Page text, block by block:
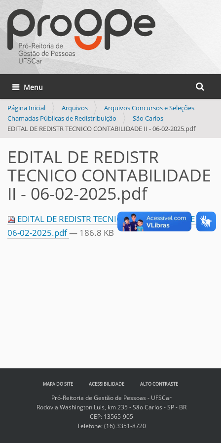
Busca
Busca
Toggle navigation
Página Inicial Arquivos
Arquivos Concursos e Seleções
Chamadas Públicas de Redistribuição
São Carlos
EDITAL DE REDISTR TECNICO CONTABILIDADE II - 06-02-2025.pdf
EDITAL DE REDISTR
TECNICO CONTABILIDADE
II - 06-02-2025.pdf
EDITAL DE REDISTR TECNICO CONTABILIDADE II -
06-02-2025.pdf— 186.8 KB
MAPA DO SITE ACESSIBILIDADE ALTO CONTRASTE
Pró-Reitoria de Gestão de Pessoas - UFSCar
Rodovia Washington Luis, km 235 - São Carlos - SP - BR
CEP: 13565-905
Telefone:(16) 3351-8720